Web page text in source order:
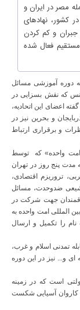
مصر در ایران و
کشور، نهادهای
و کم کردن
مستقیم فعال شده
دوره آموزشی مسائل
که نقش بسزایی در
اعضای این اتحادیه،
و بحرین نیز در
و برقراری ارتباط
واحده» که توسط
واحده برگزار میشود از 24 تیرماه به مدت پنج روز در تهران
تروریزم اقتصادی،
ضدوحدت، مسائل
جهت شرکت در
اتحادیه بین المللی امت واحده به
را تکمیل و ارسال
تمدنی اسلام و غرب،
و... نیز در این دوره
است که در زمینه
کاروان آسیایی شکست